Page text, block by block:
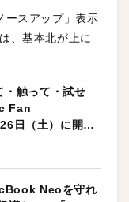
ースアップ」表示
、基本北が上に
・触って・試せ
Fan
日（土）に開催
Neoを守れ